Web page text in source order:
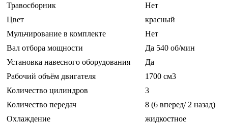
Травосборник
Нет
Цвет
красный
Мульчирование в комплекте
Нет
Вал отбора мощности
Да 540 об/мин
Установка навесного оборудования
Да
Рабочий объём двигателя
1700 см3
Количество цилиндров
3
Количество передач
8 (6 вперед/ 2 назад)
Охлаждение
жидкостное